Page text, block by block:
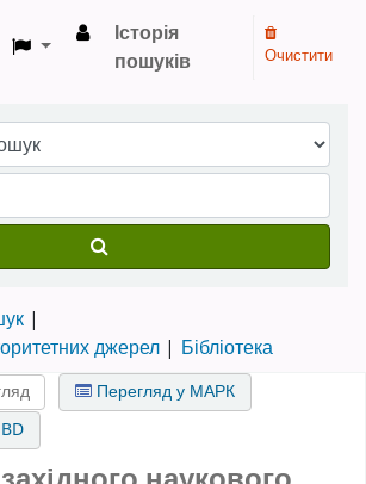
› Електронний каталог
Історія
пошуків
Очистити
джерел
Бібліотека
Перегляд у МАРК